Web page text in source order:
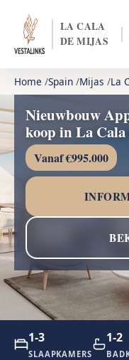
LA CALA
DE MIJAS
Home Spain Mijas La
Nieuwbouw
koop in La
Vanaf €995.000
1-3
SLAAPKAMERS
1-2